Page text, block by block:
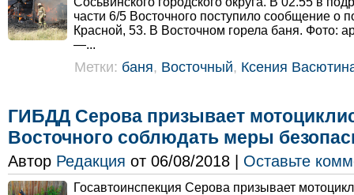
части 6/5 Восточного поступило сообщение о
Красной, 53. В Восточном горела баня. Фото:
—...
Метки: баня, Восточный, Ксения
ГИБДД Серова призывает
Восточного соблюдать меры
Автор Редакция от 06/08/2018 | Оставьте
Госавтоинспекция Серова призывает